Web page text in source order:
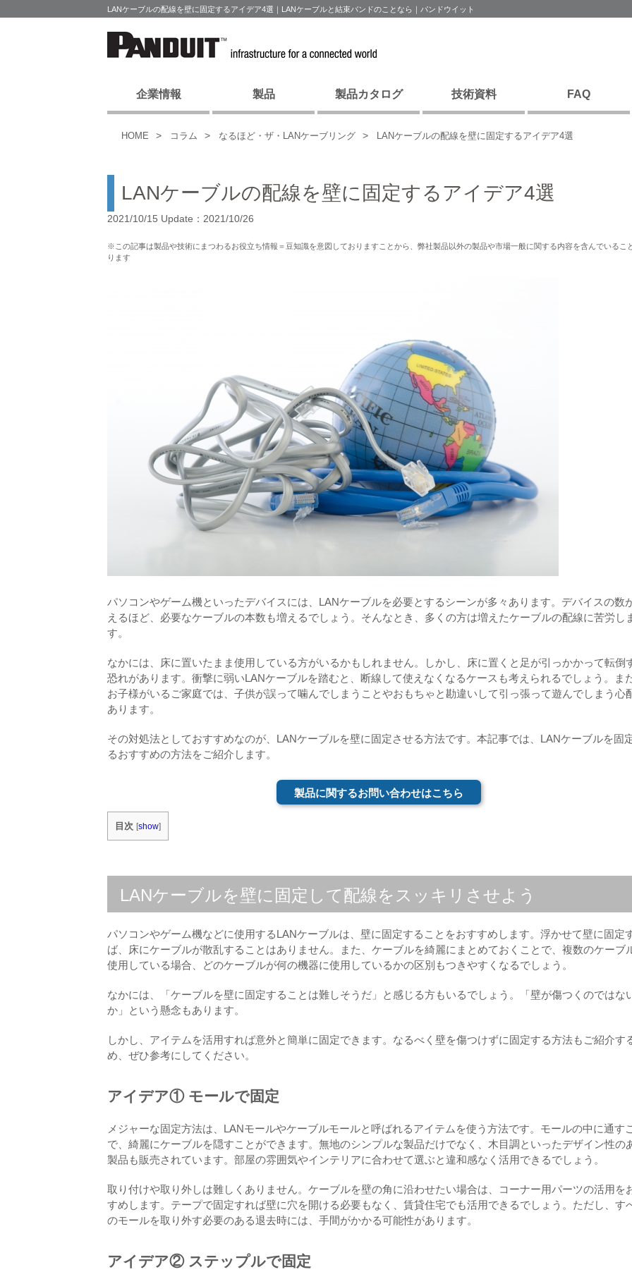
LANケーブルの配線を壁に固定するアイデア4選｜LANケーブルと結束バンドのことなら｜パンドウイット
企業情報 製品 製品カタログ 技術資料 FAQ
HOME コラム なるほど・ザ・LANケーブリング LANケーブルの配線を壁に固定するアイデア4選
LANケーブルの配線を壁に固定するアイデア4選
2021/10/15 Update：2021/10/26
※この記事は製品や技術にまつわるお役立ち情報＝豆知識を意図しておりますことから、弊社製品以外の製品や市場一般に関する内容を含んでいるこ
ります
パソコンやゲーム機といったデバイスには、LANケーブルを必要とするシーンが多々あります。デバイスの数
えるほど、必要なケーブルの本数も増えるでしょう。そんなとき、多くの方は増えたケーブルの配線に苦労し
す。
なかには、床に置いたまま使用している方がいるかもしれません。しかし、床に置くと足が引っかかって転倒
恐れがあります。衝撃に弱いLANケーブルを踏むと、断線して使えなくなるケースも考えられるでしょう。また
お子様がいるご家庭では、子供が誤って噛んでしまうことやおもちゃと勘違いして引っ張って遊んでしまう心
あります。
その対処法としておすすめなのが、LANケーブルを壁に固定させる方法です。本記事では、LANケーブルを固
るおすすめの方法をご紹介します。
製品に関するお問い合わせはこちら
目次 [show]
LANケーブルを壁に固定して配線をスッキリさせよう
パソコンやゲーム機などに使用するLANケーブルは、壁に固定することをおすすめします。浮かせて壁に固定
ば、床にケーブルが散乱することはありません。また、ケーブルを綺麗にまとめておくことで、複数のケーブ
使用している場合、どのケーブルが何の機器に使用しているかの区別もつきやすくなるでしょう。
なかには、「ケーブルを壁に固定することは難しそうだ」と感じる方もいるでしょう。「壁が傷つくのではな
か」という懸念もあります。
しかし、アイテムを活用すれば意外と簡単に固定できます。なるべく壁を傷つけずに固定する方法もご紹介す
め、ぜひ参考にしてください。
アイデア① モールで固定
メジャーな固定方法は、LANモールやケーブルモールと呼ばれるアイテムを使う方法です。モールの中に通す
で、綺麗にケーブルを隠すことができます。無地のシンプルな製品だけでなく、木目調といったデザイン性の
製品も販売されています。部屋の雰囲気やインテリアに合わせて選ぶと違和感なく活用できるでしょう。
取り付けや取り外しは難しくありません。ケーブルを壁の角に沿わせたい場合は、コーナー用パーツの活用を
すめします。テープで固定すれば壁に穴を開ける必要もなく、賃貸住宅でも活用できるでしょう。ただし、す
のモールを取り外す必要のある退去時には、手間がかかる可能性があります。
アイデア② ステップルで固定